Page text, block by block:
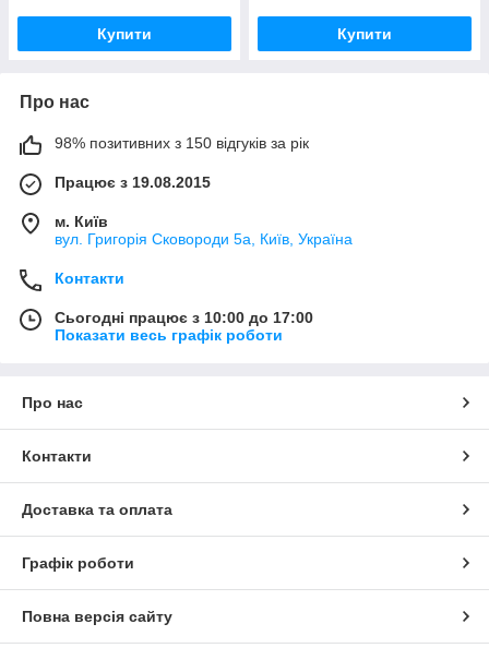
Купити Купити
Про нас
98% позитивних з 150 відгуків за рік
Працює з 19.08.2015
м. Київ
вул. Григорія Сковороди 5а, Київ, Україна
Контакти
Сьогодні працює з 10:00 до 17:00
Показати весь графік роботи
Про нас
Контакти
Доставка та оплата
Графік роботи
Повна версія сайту